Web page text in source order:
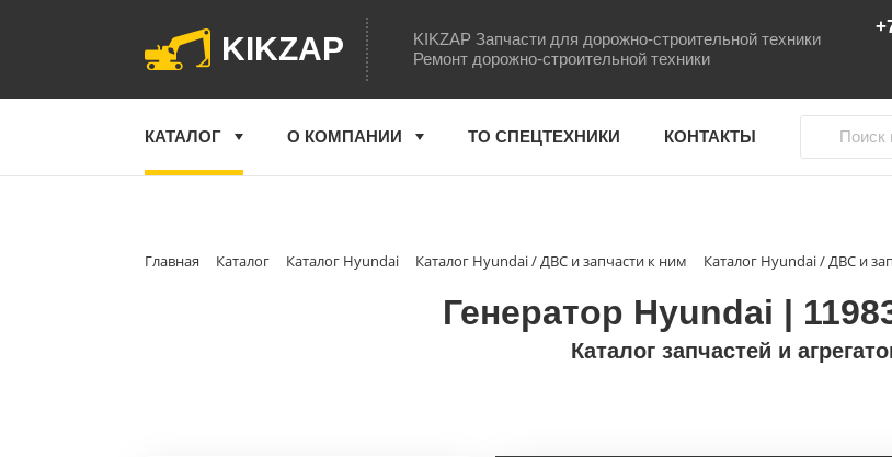
KIKZAP
KIKZAP Запчасти для дорожно-строительной техники
Ремонт дорожно-строительной техники
КАТАЛОГ О КОМПАНИИ ТО СПЕЦТЕХНИКИ КОНТАКТЫ
Главная Каталог Каталог Hyundai Каталог Hyundai / ДВС и запчасти к ним Каталог Hyundai / ДВС и
Генератор Hyundai |
Каталог запчастей и